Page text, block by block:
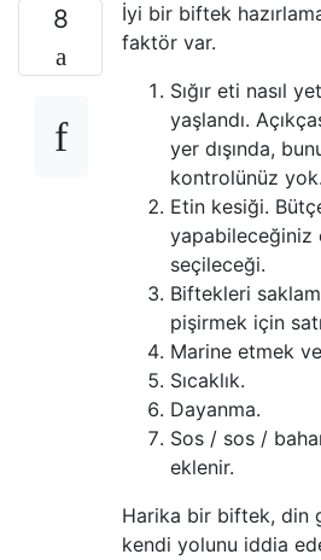
8
İyi bir biftek
faktör var.
Sığır eti nasıl
yaşlandı.
yer dışında,
kontrolünüz yok.
Etin kesiği.
yapabileceğiniz
seçileceği.
Biftekleri
pişirmek için
Marine etmek
Sıcaklık.
Dayanma.
Sos / sos /
eklenir.
Harika bir biftek, din
kendi yolunu iddia